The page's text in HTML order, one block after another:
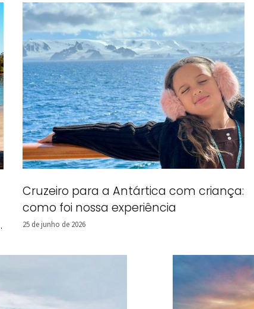
Cruzeiro para a Antártica com criança:
como foi nossa experiência
25 de junho de 2026